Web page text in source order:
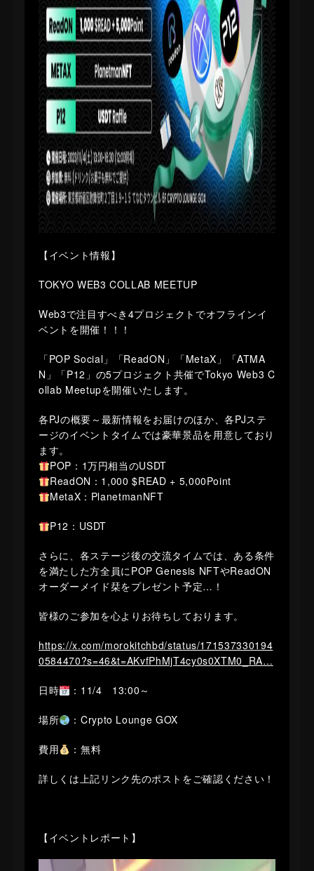
【イベント情報】
TOKYO WEB3 COLLAB MEETUP
Web3で注目すべき4プロジェクトでオフラインイ
ベントを開催！！！
「POP Social」「ReadON」「MetaX」「ATMA
N」「P12」の5プロジェクト共催でTokyo Web3 C
ollab Meetupを開催いたします。
​各PJの概要～最新情報をお届けのほか、各PJステ
ージのイベントタイムでは豪華景品を用意しており
ます。
POP：1万円相当のUSDT
ReadON：1,000 $READ + 5,000Point
MetaX：PlanetmanNFT
P12：USDT
​さらに、各ステージ後の交流タイムでは、ある条件
を満たした方全員にPOP Genesis NFTやReadON
オーダーメイド栞をプレゼント予定…！
​皆様のご参加を心よりお待ちしております。
https://x.com/morokitchbd/status/171537330194
0584470?s=46&t=AKvfPhMjT4cy0s0XTM0_RA…
日時 ：11/4 13:00～
場所 ：Crypto Lounge GOX
費用 ：無料
詳しくは上記リンク先のポストをご確認ください！
【イベントレポート】